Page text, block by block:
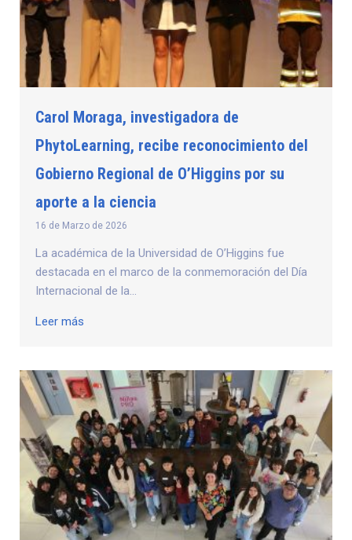
Carol Moraga, investigadora de
PhytoLearning, recibe reconocimiento del
Gobierno Regional de O’Higgins por su
aporte a la ciencia
16 de Marzo de 2026
La académica de la Universidad de O’Higgins fue
destacada en el marco de la conmemoración del Día
Internacional de la...
Leer más